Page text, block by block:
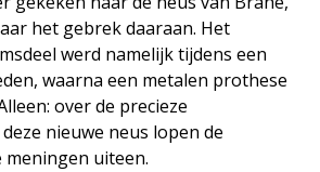
het gebrek daaraan. Het
werd namelijk tijdens een
waarna een metalen prothese
over de precieze
nieuwe neus lopen de
uiteen.